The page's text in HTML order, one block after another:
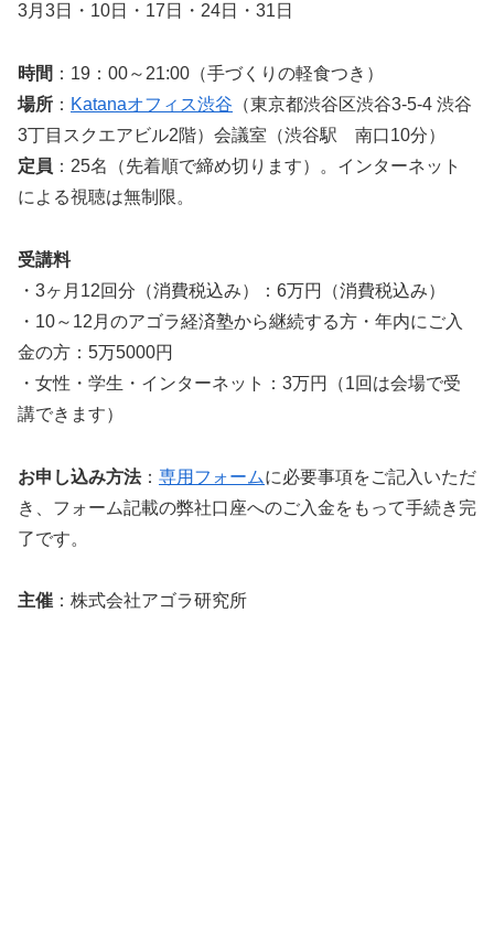
3月3日・10日・17日・24日・31日
時間 ：19：00～21:00（手づくりの軽食つき）
場所 ： Katanaオフィス渋谷 （東京都渋谷区渋谷3-5-4 渋谷
3丁目スクエアビル2階）会議室（渋谷駅 南口10分）
定員 ：25名（先着順で締め切ります）。インターネット
による視聴は無制限。
受講料
・3ヶ月12回分（消費税込み）：6万円（消費税込み）
・10～12月のアゴラ経済塾から継続する方・年内にご入
金の方：5万5000円
・女性・学生・インターネット：3万円（1回は会場で受
講できます）
お申し込み方法： 専用フォームに必要事項をご記入いただ
き、フォーム記載の弊社口座へのご入金をもって手続き完
了です。
主催 ：株式会社アゴラ研究所